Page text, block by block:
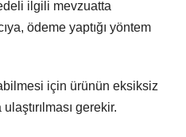
ilgili mevzuatta
ödeme yaptığı yöntem
için ürünün eksiksiz
gerekir.